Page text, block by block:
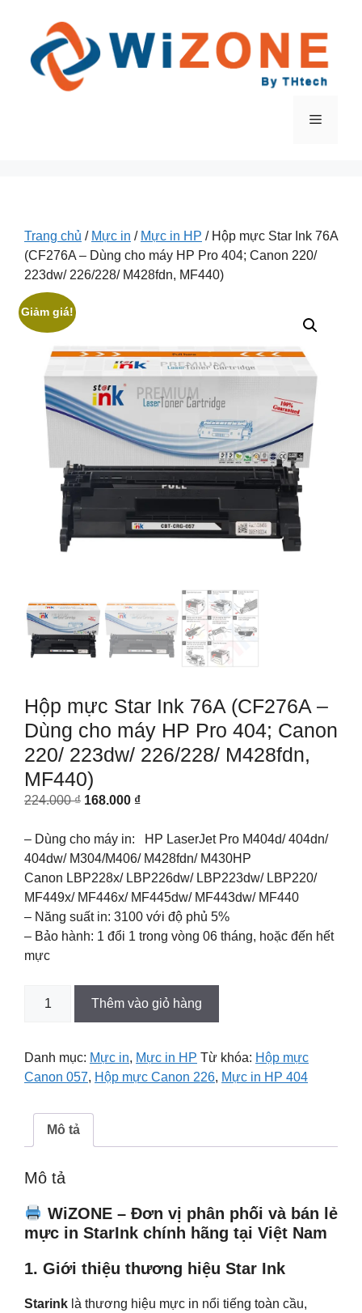
Menu
Trang chủ / Mực in / Mực in HP / Hộp mực Star Ink 76A
(CF276A – Dùng cho máy HP Pro 404; Canon 220/
223dw/ 226/228/ M428fdn, MF440)
Giảm giá!
Hộp mực Star Ink 76A (CF276A –
Dùng cho máy HP Pro 404; Canon
220/ 223dw/ 226/228/ M428fdn,
MF440)
224.000₫ Original
was:
224.000 ₫.
168.000 ₫Current
is:
168.000 ₫.
– Dùng cho máy in: HP LaserJet Pro M404d/ 404dn/
404dw/ M304/M406/ M428fdn/ M430HP
Canon LBP228x/ LBP226dw/ LBP223dw/ LBP220/
MF449x/ MF446x/ MF445dw/ MF443dw/ MF440
– Năng suất in: 3100 với độ phủ 5%
– Bảo hành: 1 đổi 1 trong vòng 06 tháng, hoặc đến hết
mực
Ink
76A
Dùng
cho
máy
HP
Pro
404;
Canon
220/
226/228/
Thêm vào giỏ hàng
Danh mục: Mực in, Mực in HP Từ khóa: Hộp mực
Canon 057, Hộp mực Canon 226, Mực in HP 404
Mô tả
Mô tả
WiZONE – Đơn vị phân phối và bán lẻ
mực in StarInk chính hãng tại Việt Nam
1. Giới thiệu thương hiệu Star Ink
Starink là thương hiệu mực in nổi tiếng toàn cầu,